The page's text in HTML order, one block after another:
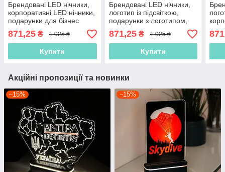
Брендовані LED нічники,
корпоративні LED нічники,
подарунки для бізнес
партнерів, сувеніри для
виставок, продукція для
бізнесу
871,25 ₴ 1 025 ₴
Купити
Брендовані LED нічники,
логотип із підсвіткою,
подарунки з логотипом,
сувеніри з логотипом,
брендовані подарунки
871,25₴ 1 025 ₴
Купити
Акційні пропозиції та новинки
–15% –15%